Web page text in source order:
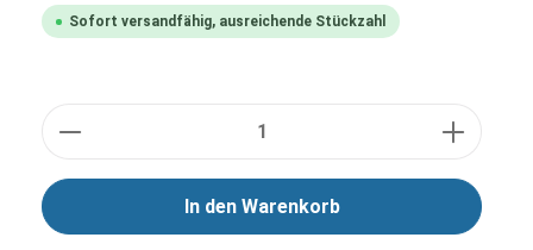
Sofort versandfähig, ausreichende Stückzahl
In den Warenkorb